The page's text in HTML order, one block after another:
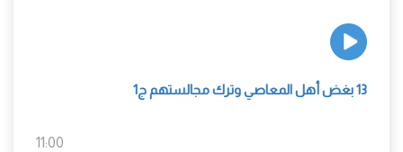
13 بغض أهل المعاصي وترك مجالستهم ج1
11:00